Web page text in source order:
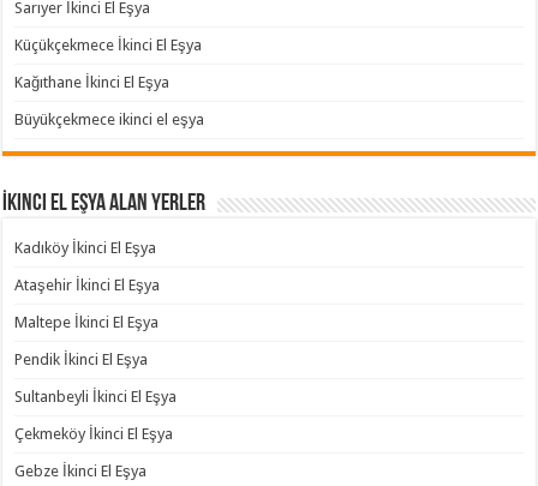
Sarıyer İkinci El Eşya
Küçükçekmece İkinci El Eşya
Kağıthane İkinci El Eşya
Büyükçekmece ikinci el eşya
İkinci El Eşya Alan Yerler
Kadıköy İkinci El Eşya
Ataşehir İkinci El Eşya
Maltepe İkinci El Eşya
Pendik İkinci El Eşya
Sultanbeyli İkinci El Eşya
Çekmeköy İkinci El Eşya
Gebze İkinci El Eşya